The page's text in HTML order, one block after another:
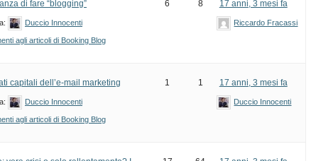
di fare “blogging”
Duccio Innocenti
agli articoli di Booking Blog
6 8 17 anni, 3 mesi fa
Riccardo Fracassi
capitali dell’e-mail marketing
Duccio Innocenti
agli articoli di Booking Blog
1 1 17 anni, 3 mesi fa
Duccio Innocenti